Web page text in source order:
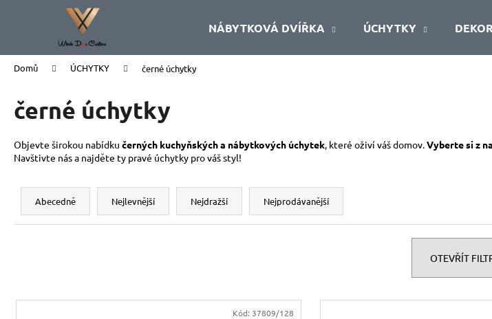
NÁBYTKOVÁ DVÍŘKA ÚCHYTKY
Domů ÚCHYTKY černé úchytky
černé úchytky
Objevte širokou nabídku černých kuchyňských a nábytkových úchytek , které oživí váš domov. Vyberte si z
Navštivte nás a najděte ty pravé úchytky pro váš styl!
Ř
z
Abecedně Nejlevnější Nejdražší Nejprodávanější
OTEVŘÍT
V
Kód: 37809/128
í
do
obchodu
do
obchodu